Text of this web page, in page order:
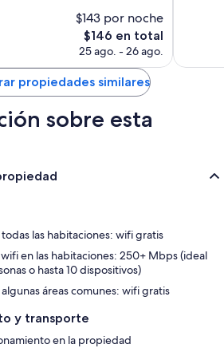
$143 por noche
El
precio
es
$146 en total
25 ago. - 26 ago.
propiedades similares
sobre esta
las habitaciones: wifi gratis
en las habitaciones: 250+ Mbps (ideal
o hasta 10 dispositivos)
áreas comunes: wifi gratis
y transporte
en la propiedad